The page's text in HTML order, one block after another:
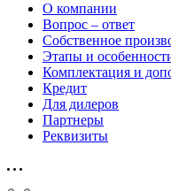
О компании
Вопрос – ответ
Собственное
Этапы и
Комплектация и
Кредит
Для дилеров
Партнеры
Реквизиты